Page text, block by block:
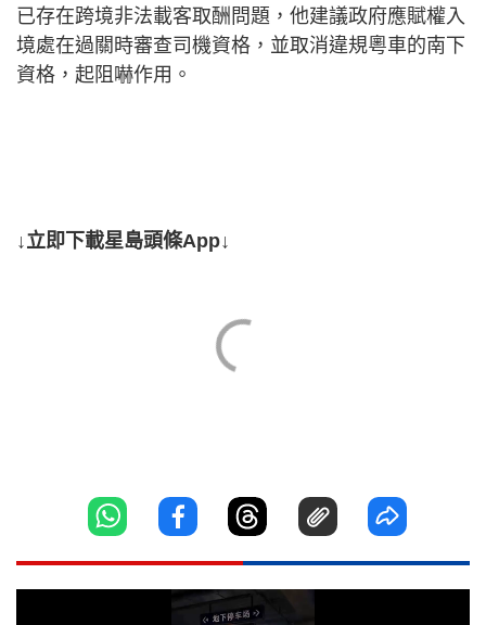
已存在跨境非法載客取酬問題，他建議政府應賦權入
境處在過關時審查司機資格，並取消違規粵車的南下
資格，起阻嚇作用。
↓立即下載星島頭條App↓